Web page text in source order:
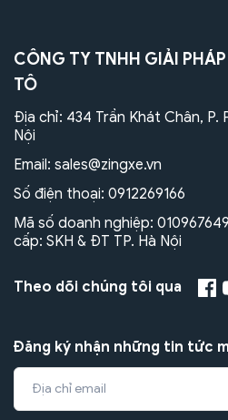
CÔNG TY TNHH GIẢI
TÔ
Địa chỉ: 434 Trần Khát Chân, P.
Nội
Email: sales@zingxe.vn
Số điện thoại: 0912269166
Mã số doanh nghiệp:
cấp: SKH & ĐT TP. Hà Nội
Theo dõi chúng tôi qua
Đăng ký nhận những tin tức